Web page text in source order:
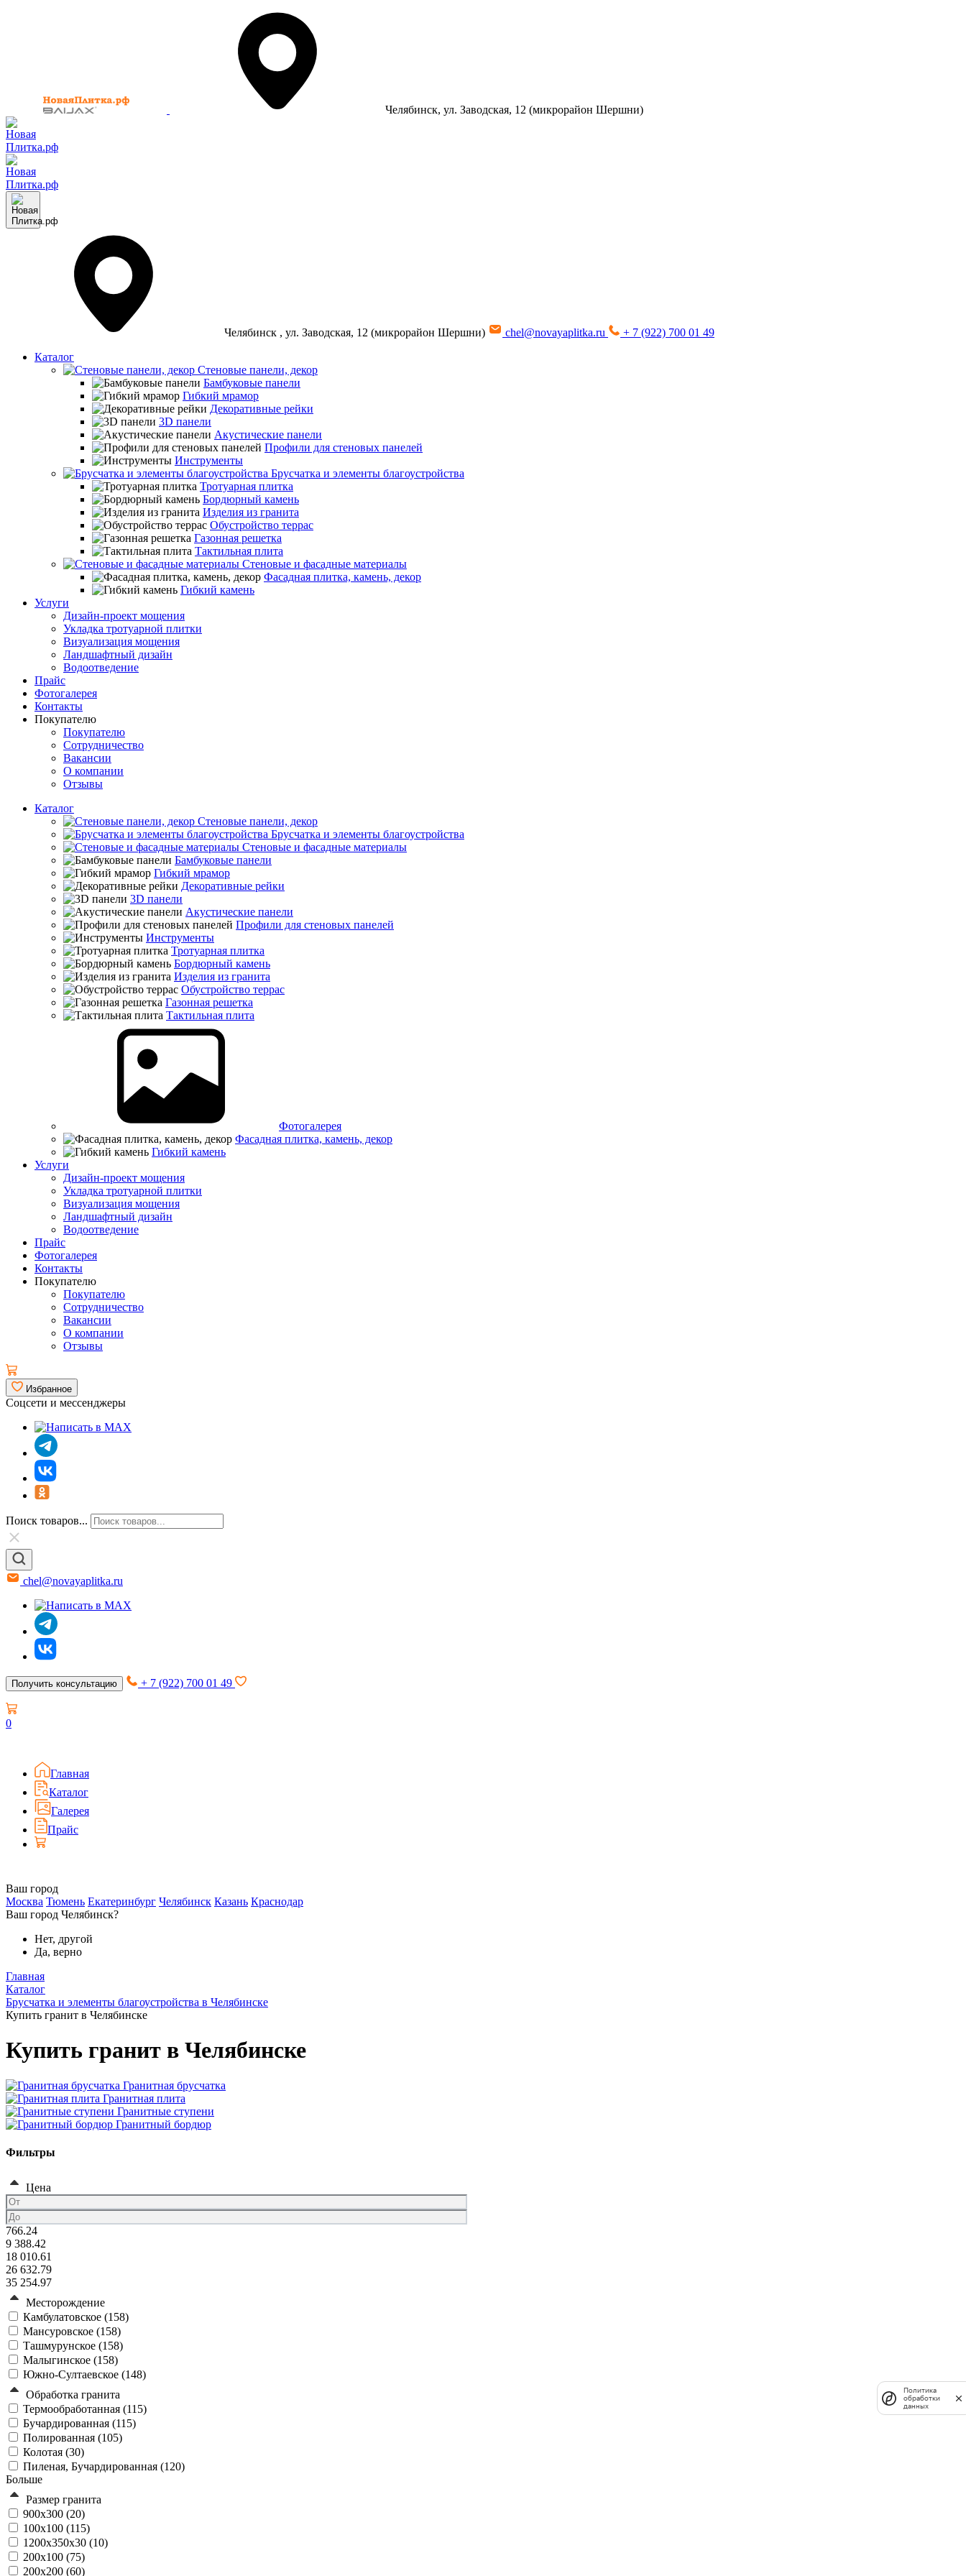
Челябинск, ул. Заводская, 12 (микрорайон Шершни)
Челябинск , ул. Заводская, 12 (микрорайон Шершни) chel@novayaplitka.ru
+ 7 (922) 700 01 49
Каталог
Стеновые панели, декор
Бамбуковые панели
Гибкий мрамор
Декоративные рейки
3D панели
Акустические панели
Профили для стеновых панелей
Инструменты
Брусчатка и элементы благоустройства
Тротуарная плитка
Бордюрный камень
Изделия из гранита
Обустройство террас
Газонная решетка
Тактильная плита
Стеновые и фасадные материалы
Фасадная плитка, камень, декор
Гибкий камень
Услуги
Дизайн-проект мощения
Укладка тротуарной плитки
Визуализация мощения
Ландшафтный дизайн
Водоотведение
Прайс
Фотогалерея
Контакты
Покупателю
Покупателю
Сотрудничество
Вакансии
О компании
Отзывы
Каталог
Стеновые панели, декор
Брусчатка и элементы благоустройства
Стеновые и фасадные материалы
Бамбуковые панели
Гибкий мрамор
Декоративные рейки
3D панели
Акустические панели
Профили для стеновых панелей
Инструменты
Тротуарная плитка
Бордюрный камень
Изделия из гранита
Обустройство террас
Газонная решетка
Тактильная плита
Фотогалерея
Фасадная плитка, камень, декор
Гибкий камень
Услуги
Дизайн-проект мощения
Укладка тротуарной плитки
Визуализация мощения
Ландшафтный дизайн
Водоотведение
Прайс
Фотогалерея
Контакты
Покупателю
Покупателю
Сотрудничество
Вакансии
О компании
Отзывы
Избранное
Соцсети и мессенджеры
Поиск товаров...
chel@novayaplitka.ru
Получить консультацию + 7 (922) 700 01 49
0
Главная
Каталог
Галерея
Прайс
Ваш город
Москва Тюмень Екатеринбург Челябинск Казань Краснодар
Ваш город Челябинск?
Нет, другой
Да, верно
Главная
Каталог
Брусчатка и элементы благоустройства в Челябинске
Купить гранит в Челябинске
Купить гранит в Челябинске
Гранитная брусчатка
Гранитная плита
Гранитные ступени
Гранитный бордюр
Фильтры
Цена
766.24
9 388.42
18 010.61
26 632.79
35 254.97
Месторождение
Камбулатовское (158)
Мансуровское (158)
Ташмурунское (158)
Малыгинское (158)
Южно-Султаевское (148)
Обработка гранита
Термообработанная (115)
Бучардированная (115)
Полированная (105)
Колотая (30)
Пиленая, Бучардированная (120)
Больше
Размер гранита
900х300 (20)
100х100 (115)
1200x350x30 (10)
200х100 (75)
200х200 (60)
Политика
обработки
данных